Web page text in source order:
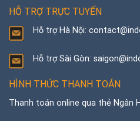
HỖ TRỢ TRỰC TUYẾN
Hỗ trợ Hà Nội:
Hỗ trợ Sài Gòn:
HÌNH THỨC THANH TOÁN
Thanh toán online qua thẻ Ngân